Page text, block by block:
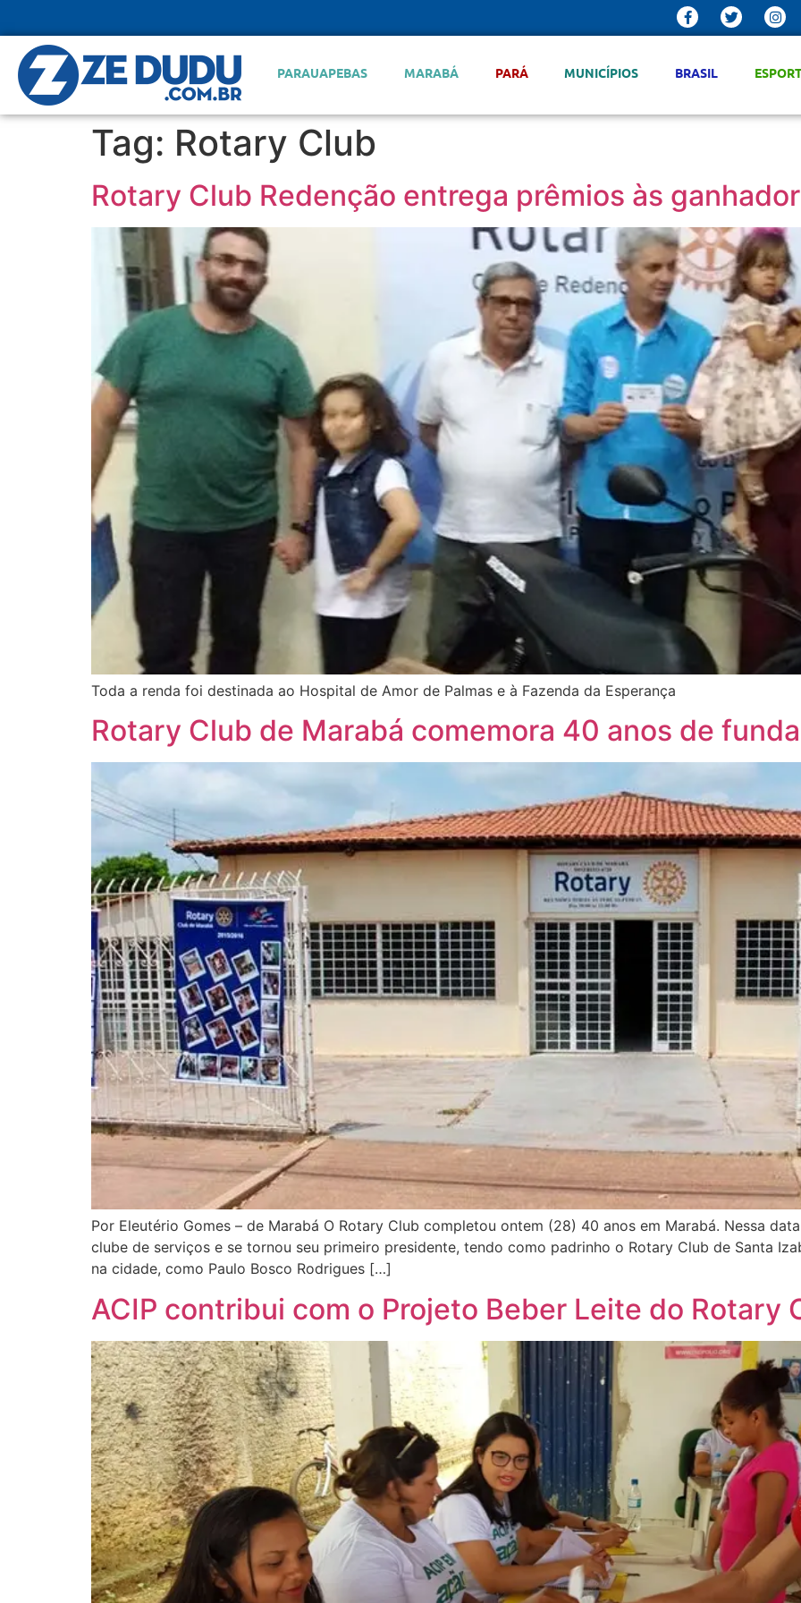
PARAUAPEBAS MARABÁ PARÁ MUNICÍPIOS BRASIL
Tag: Rotary Club
Rotary Club Redenção entrega prêmios às
Toda a renda foi destinada ao Hospital de Amor de Palmas e à Fazenda da Esperança
Rotary Club de Marabá comemora 40 anos de
Por Eleutério Gomes – de Marabá O Rotary Club completou ontem (28) 40 anos em Marabá. Nessa
clube de serviços e se tornou seu primeiro presidente, tendo como padrinho o Rotary Club de Santa
na cidade, como Paulo Bosco Rodrigues […]
ACIP contribui com o Projeto Beber Leite do Rotary